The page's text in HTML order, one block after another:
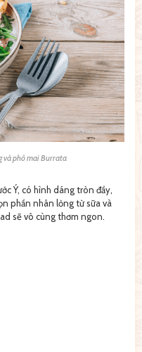
và phô mai Burrata
Ý, có hình dáng tròn đầy,
phần nhân lỏng từ sữa và
sẽ vô cùng thơm ngon.